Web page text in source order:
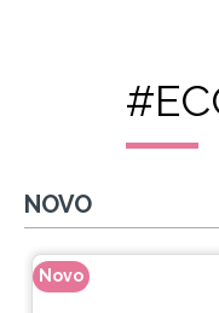
NOVO
Novo